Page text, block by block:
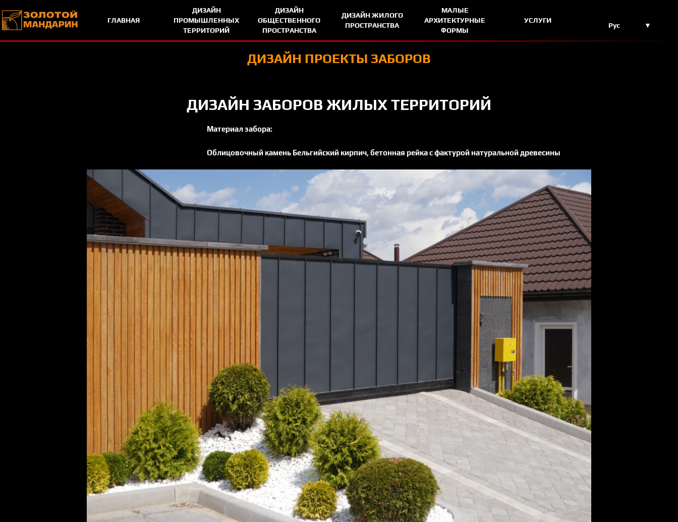
ГЛАВНАЯ
ДИЗАЙН
ПРОМЫШЛЕННЫХ
ТЕРРИТОРИЙ
ДИЗАЙН
ОБЩЕСТВЕННОГО
ПРОСТРАНСТВА
ДИЗАЙН ЖИЛОГО
ПРОСТРАНСТВА
МАЛЫЕ
АРХИТЕКТУРНЫЕ
ФОРМЫ
УСЛУГИ
Рус
ДИЗАЙН ПРОЕКТЫ ЗАБОРОВ
ДИЗАЙН ЗАБОРОВ ЖИЛЫХ ТЕРРИТОРИЙ
Материал забора:
Облицовочный камень Бельгийский кирпич, бетонная рейка с фактурой натуральной древесины